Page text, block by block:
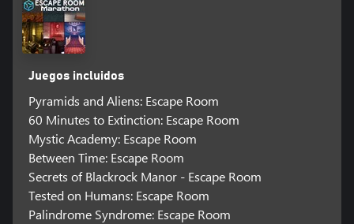
Juegos incluidos
Pyramids and Aliens: Escape Room
60 Minutes to Extinction: Escape Room
Mystic Academy: Escape Room
Between Time: Escape Room
Secrets of Blackrock Manor - Escape Room
Tested on Humans: Escape Room
Palindrome Syndrome: Escape Room